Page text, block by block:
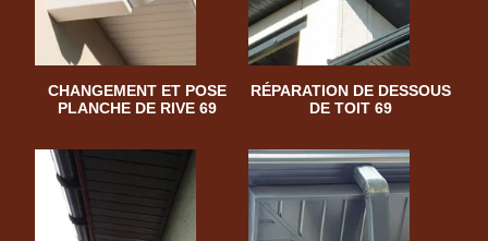
CHANGEMENT ET POSE
PLANCHE DE RIVE 69
RÉPARATION DE DESSOUS
DE TOIT 69